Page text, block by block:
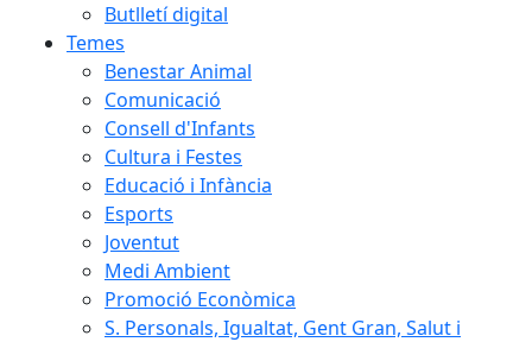
Butlletí digital
Temes
Benestar Animal
Comunicació
Consell d'Infants
Cultura i Festes
Educació i Infància
Esports
Joventut
Medi Ambient
Promoció Econòmica
S. Personals, Igualtat, Gent Gran, Salut i